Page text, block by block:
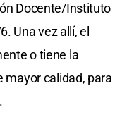
Docente/Instituto
Una vez allí, el
o tiene la
mayor calidad, para